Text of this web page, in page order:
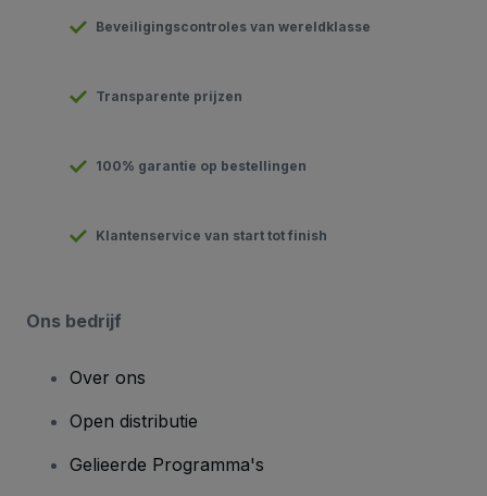
Beveiligingscontroles van wereldklasse
Transparente prijzen
100% garantie op bestellingen
Klantenservice van start tot finish
Ons bedrijf
Over ons
Open distributie
Gelieerde Programma's